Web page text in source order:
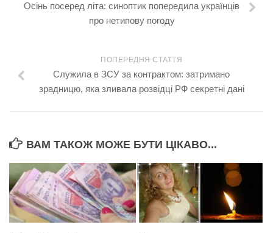
Осінь посеред літа: синоптик попередила українців
про нетипову погоду
ПОПЕРЕДНЯ СТАТТЯ
Служила в ЗСУ за контрактом: затримано
зрадницю, яка зливала розвідці РФ секретні дані
ВАМ ТАКОЖ МОЖЕ БУТИ ЦІКАВО...